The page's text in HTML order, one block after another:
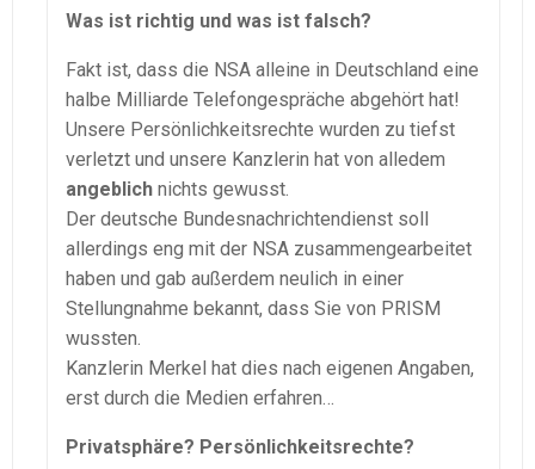
Was ist richtig und was ist falsch?
Fakt ist, dass die NSA alleine in Deutschland eine
halbe Milliarde Telefongespräche abgehört hat!
Unsere Persönlichkeitsrechte wurden zu tiefst
verletzt und unsere Kanzlerin hat von alledem
angeblich nichts gewusst.
Der deutsche Bundesnachrichtendienst soll
allerdings eng mit der NSA zusammengearbeitet
haben und gab außerdem neulich in einer
Stellungnahme bekannt, dass Sie von PRISM
wussten.
Kanzlerin Merkel hat dies nach eigenen Angaben,
erst durch die Medien erfahren…
Privatsphäre? Persönlichkeitsrechte?